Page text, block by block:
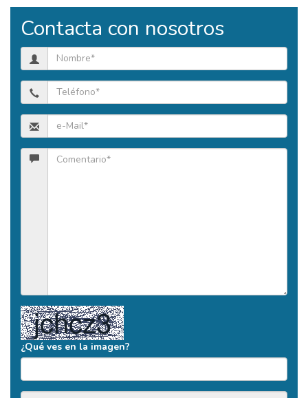
Contacta con nosotros
¿Qué ves en la imagen?